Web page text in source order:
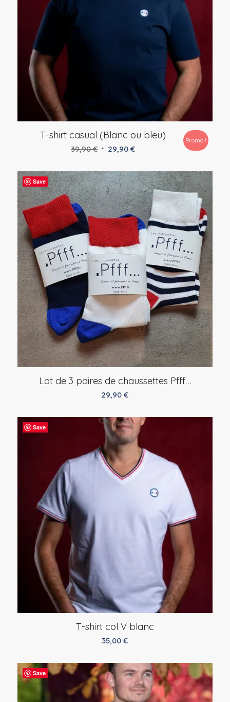
T-shirt casual (Blanc ou bleu)
39,90€ Le
initial
était :
39,90 €.
29,90 €Le
actuel
est :
29,90 €.
Promo !
Save
Lot de 3 paires de chaussettes Pfff…
29,90€
Save
T-shirt col V blanc
35,00€
Save